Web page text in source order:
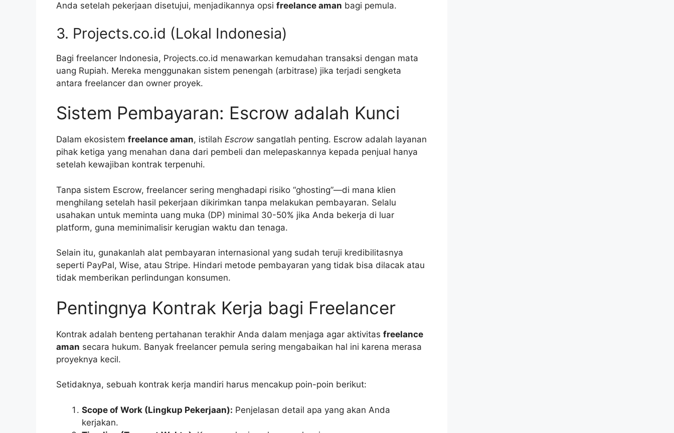
Anda setelah pekerjaan disetujui, menjadikannya opsi freelance aman bagi pemula.
3. Projects.co.id (Lokal Indonesia)
Bagi freelancer Indonesia, Projects.co.id menawarkan kemudahan transaksi dengan mata
uang Rupiah. Mereka menggunakan sistem penengah (arbitrase) jika terjadi sengketa
antara freelancer dan owner proyek.
Sistem Pembayaran: Escrow adalah Kunci
Dalam ekosistem freelance aman, istilah Escrow sangatlah penting. Escrow adalah layanan
pihak ketiga yang menahan dana dari pembeli dan melepaskannya kepada penjual hanya
setelah kewajiban kontrak terpenuhi.
Tanpa sistem Escrow, freelancer sering menghadapi risiko “ghosting”—di mana klien
menghilang setelah hasil pekerjaan dikirimkan tanpa melakukan pembayaran. Selalu
usahakan untuk meminta uang muka (DP) minimal 30-50% jika Anda bekerja di luar
platform, guna meminimalisir kerugian waktu dan tenaga.
Selain itu, gunakanlah alat pembayaran internasional yang sudah teruji kredibilitasnya
seperti PayPal, Wise, atau Stripe. Hindari metode pembayaran yang tidak bisa dilacak atau
tidak memberikan perlindungan konsumen.
Pentingnya Kontrak Kerja bagi Freelancer
Kontrak adalah benteng pertahanan terakhir Anda dalam menjaga agar aktivitas freelance
aman secara hukum. Banyak freelancer pemula sering mengabaikan hal ini karena merasa
proyeknya kecil.
Setidaknya, sebuah kontrak kerja mandiri harus mencakup poin-poin berikut:
Scope of Work (Lingkup Pekerjaan): Penjelasan detail apa yang akan Anda
kerjakan.